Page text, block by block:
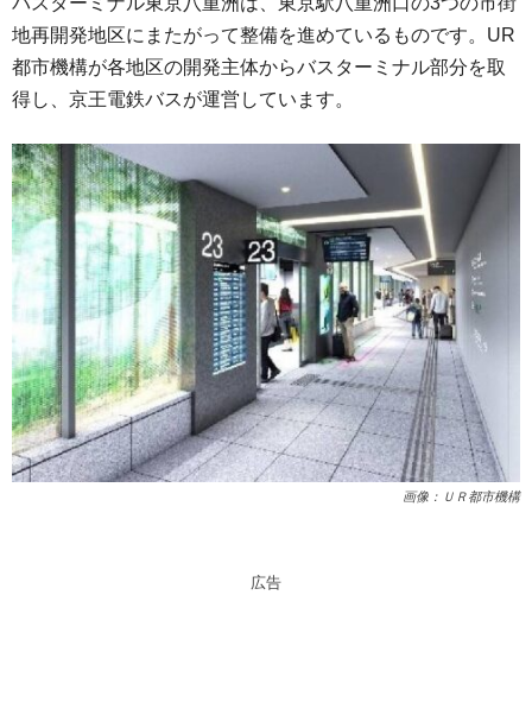
地再開発地区にまたがって整備を進めているものです。UR
都市機構が各地区の開発主体からバスターミナル部分を取
得し、京王電鉄バスが運営しています。
画像：ＵＲ都市機構
広告